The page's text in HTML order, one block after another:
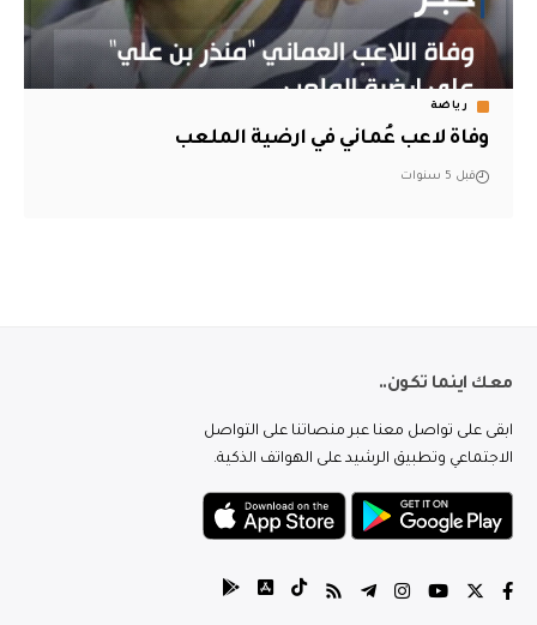
رياضة
وفاة لاعب عُماني في ارضية الملعب
قبل 5 سنوات
معك اينما تكون..
ابقى على تواصل معنا عبر منصاتنا على التواصل
الاجتماعي وتطبيق الرشيد على الهواتف الذكية.